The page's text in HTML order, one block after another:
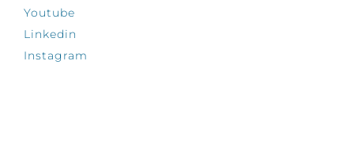
Youtube
Linkedin
Instagram